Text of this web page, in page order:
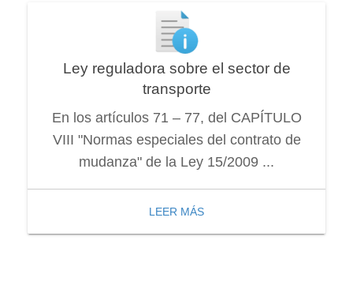
Ley reguladora sobre el sector de
transporte
En los artículos 71 – 77, del CAPÍTULO
VIII "Normas especiales del contrato de
mudanza" de la Ley 15/2009 ...
LEER MÁS